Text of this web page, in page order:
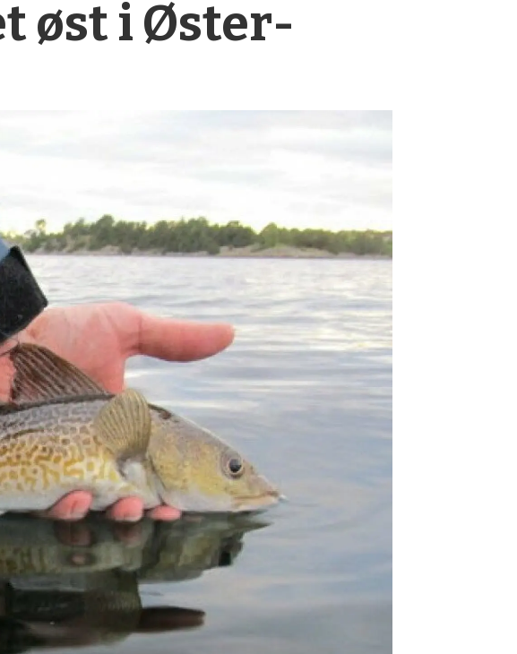
øst i Øster­